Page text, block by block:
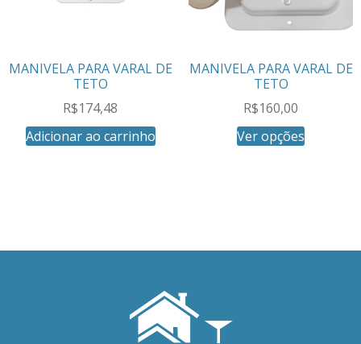
MANIVELA PARA VARAL DE
TETO
R$174,48
Adicionar ao carrinho
MANIVELA PARA VARAL DE
TETO
R$160,00
Ver opções